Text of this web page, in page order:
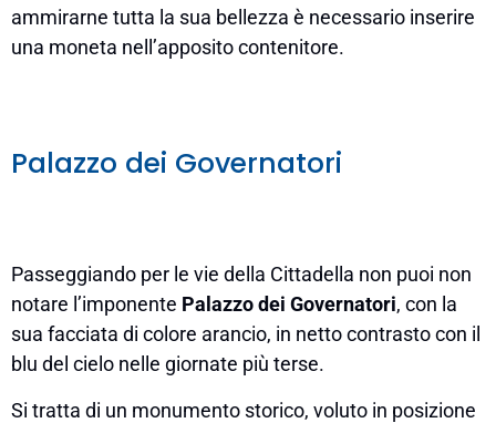
ammirarne tutta la sua bellezza è necessario inserire
una moneta nell’apposito contenitore.
Palazzo dei Governatori
Passeggiando per le vie della Cittadella non puoi non
notare l’imponente Palazzo dei Governatori, con la
sua facciata di colore arancio, in netto contrasto con il
blu del cielo nelle giornate più terse.
Si tratta di un monumento storico, voluto in posizione